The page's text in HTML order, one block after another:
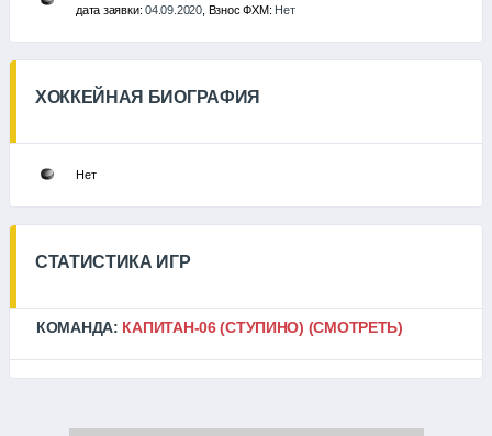
дата заявки:04.09.2020, Взнос ФХМ: Нет
ХОККЕЙНАЯ БИОГРАФИЯ
Нет
СТАТИСТИКА ИГР
КОМАНДА: КАПИТАН-06 (СТУПИНО) (СМОТРЕТЬ)